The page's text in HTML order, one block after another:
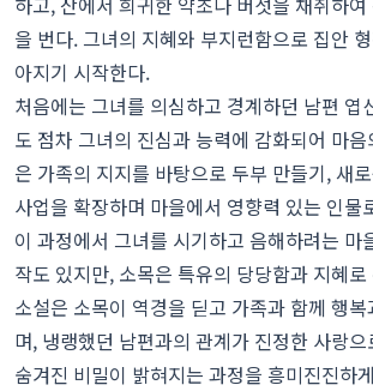
을 번다. 그녀의 지혜와 부지런함으로 집안
아지기 시작한다.
처음에는 그녀를 의심하고 경계하던 남편 엽
도 점차 그녀의 진심과 능력에 감화되어 마
은 가족의 지지를 바탕으로 두부 만들기, 새
사업을 확장하며 마을에서 영향력 있는 인물
이 과정에서 그녀를 시기하고 음해하려는 마
작도 있지만, 소목은 특유의 당당함과 지혜
소설은 소목이 역경을 딛고 가족과 함께 행
며, 냉랭했던 남편과의 관계가 진정한 사랑
숨겨진 비밀이 밝혀지는 과정을 흥미진진하